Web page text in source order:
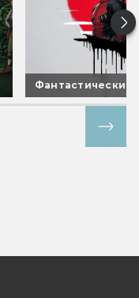
Фантастические